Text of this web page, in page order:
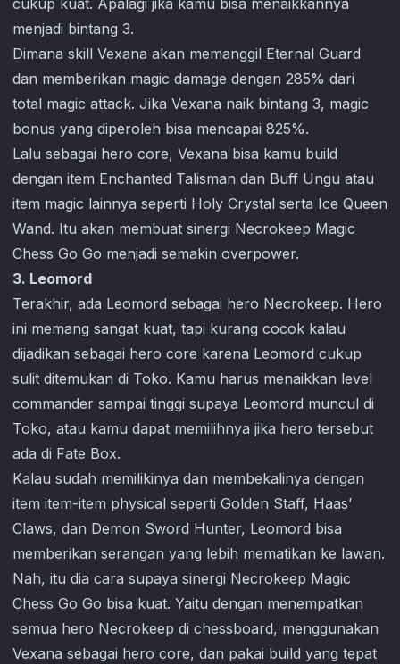
cukup kuat. Apalagi jika kamu bisa menaikkannya
menjadi bintang 3.
Dimana skill Vexana akan memanggil Eternal Guard
dan memberikan magic damage dengan 285% dari
total magic attack. Jika Vexana naik bintang 3, magic
bonus yang diperoleh bisa mencapai 825%.
Lalu sebagai hero core, Vexana bisa kamu build
dengan item Enchanted Talisman dan Buff Ungu atau
item magic lainnya seperti Holy Crystal serta Ice Queen
Wand. Itu akan membuat sinergi Necrokeep Magic
Chess Go Go menjadi semakin overpower.
3. Leomord
Terakhir, ada Leomord sebagai hero Necrokeep. Hero
ini memang sangat kuat, tapi kurang cocok kalau
dijadikan sebagai hero core karena Leomord cukup
sulit ditemukan di Toko. Kamu harus menaikkan level
commander sampai tinggi supaya Leomord muncul di
Toko, atau kamu dapat memilihnya jika hero tersebut
ada di Fate Box.
Kalau sudah memilikinya dan membekalinya dengan
item item-item physical seperti Golden Staff, Haas’
Claws, dan Demon Sword Hunter, Leomord bisa
memberikan serangan yang lebih mematikan ke lawan.
Nah, itu dia cara supaya sinergi Necrokeep Magic
Chess Go Go bisa kuat. Yaitu dengan menempatkan
semua hero Necrokeep di chessboard, menggunakan
Vexana sebagai hero core, dan pakai build yang tepat